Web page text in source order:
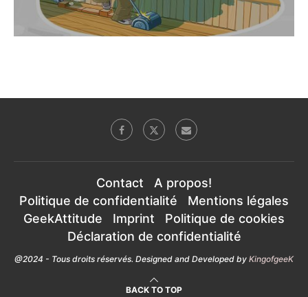
Contact
A propos!
Politique de confidentialité
Mentions légales
GeekAttitude
Imprint
Politique de cookies
Déclaration de confidentialité
@2024 - Tous droits réservés. Designed and Developed by KingofgeeK
BACK TO TOP